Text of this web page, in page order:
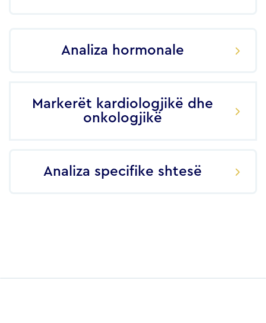
Analiza hormonale
Markerët kardiologjikë dhe
onkologjikë
Analiza specifike shtesë